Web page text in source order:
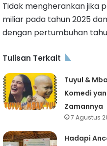
Tidak mengherankan jika
miliar pada tahun 2025
dengan pertumbuhan
Tulisan Terkait
Tuyul &
Komedi
Zamannya
7 Agustus
Hadapi